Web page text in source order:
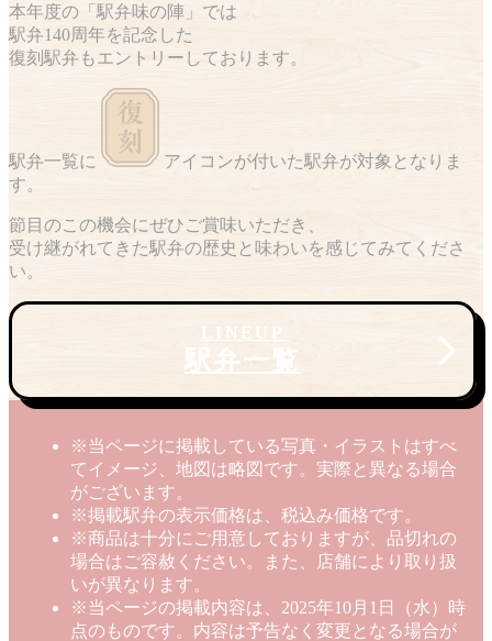
本年度の「駅弁味の陣」では
駅弁140周年を記念した
復刻駅弁もエントリーしております。
駅弁一覧に
アイコンが付いた駅弁が対象となりま
す。
節目のこの機会にぜひご賞味いただき、
受け継がれてきた駅弁の歴史と味わいを感じてみてくださ
い。
LINEUP
駅弁一覧
※当ページに掲載している写真・イラストはすべ
てイメージ、地図は略図です。実際と異なる場合
がございます。
※掲載駅弁の表示価格は、税込み価格です。
※商品は十分にご用意しておりますが、品切れの
場合はご容赦ください。また、店舗により取り扱
いが異なります。
※当ページの掲載内容は、2025年10月1日（水）時
点のものです。内容は予告なく変更となる場合が